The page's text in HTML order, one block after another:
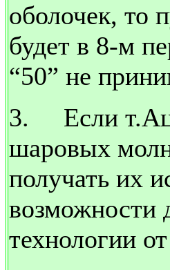
оболочек, то
будет в 8-м
“50” не
3.
Если
шаровых
получать их
возможности
технологии